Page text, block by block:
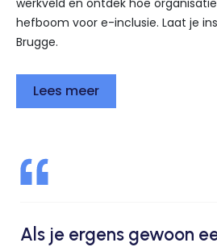
werkveld en ontdek hoe
hefboom voor e-inclusie. Laat je
Brugge.
Lees meer
Als je ergens gewoon